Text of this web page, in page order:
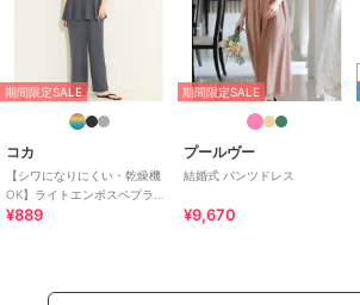
期間限定SALE
コカ
【シワになりにくい・乾燥機
OK】ライトエンボスペプラム
オールインワン 全2色
¥889
期間限定SALE
プールヴー
結婚式 パンツドレス
¥9,670